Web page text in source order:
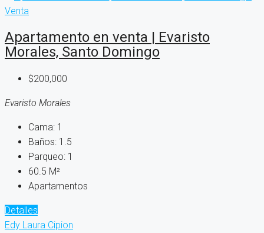
Venta
Apartamento en venta | Evaristo
Morales, Santo Domingo
$200,000
Evaristo Morales
Cama: 1
Baños: 1.5
Parqueo: 1
60.5 M²
Apartamentos
Detalles
Edy Laura Cipion